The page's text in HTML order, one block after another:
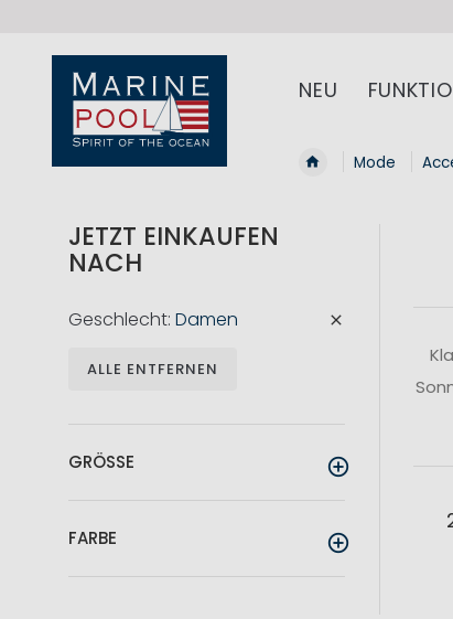
NEU
Mode
JETZT EINKAUFEN
NACH
Geschlecht Damen
ALLE ENTFERNEN
GRÖSSE
FARBE